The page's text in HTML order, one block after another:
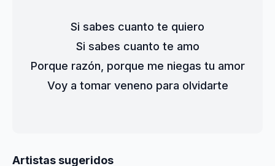
Si sabes cuanto te quiero
Si sabes cuanto te amo
Porque razón, porque me niegas tu amor
Voy a tomar veneno para olvidarte
Artistas sugeridos